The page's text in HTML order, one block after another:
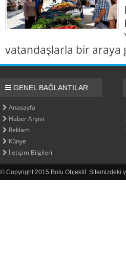
vatandaşlarla bir araya
GENEL BAĞLANTILAR
Anasayfa
Haber Arşivi
Reklam
Künye
İletişim Bilgileri
© Copyright 2015 Bolu Objektif. Sitemizdeki